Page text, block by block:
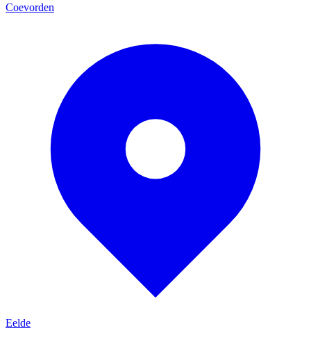
Coevorden
Eelde